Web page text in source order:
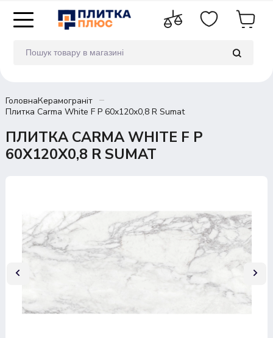
ГоловнаКерамограніт
Плитка Carma White F P 60x120x0,8 R Sumat
ПЛИТКА CARMA WHITE F P
60X120X0,8 R SUMAT